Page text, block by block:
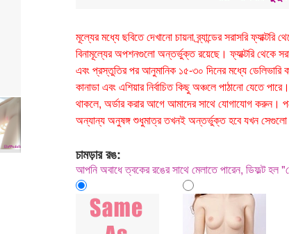
মূল্যের মধ্যে ছবিতে দেখানো চায়না ব্র্যান্ডের সরাসরি
বিনামূল্যের অপশনগুলো অন্তর্ভুক্ত রয়েছে। ফ্যাক্টরি থেকে
এবং প্রস্তুতির পর আনুমানিক ১৫-৩০ দিনের মধ্যে ডেলিভারি
কানাডা এবং এশিয়ার নির্বাচিত কিছু অঞ্চলে পাঠানো যেতে
থাকলে, অর্ডার করার আগে আমাদের সাথে যোগাযোগ করুন।
অন্যান্য অনুষঙ্গ শুধুমাত্র তখনই অন্তর্ভুক্ত হবে যখন সেগুলো
চামড়ার রঙ:
আপনি অবাধে ত্বকের রঙের সাথে মেলাতে পারেন, ডিফল্ট হল